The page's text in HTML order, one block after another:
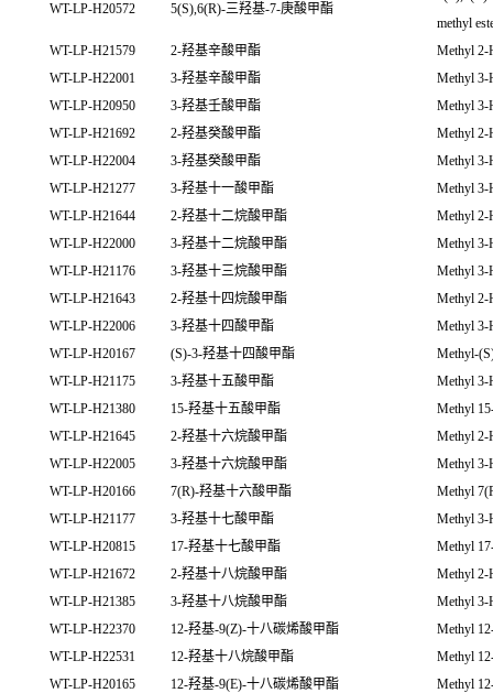
WT-LP-H20572 5(S),6(R)-三羟基-7-庚酸甲酯
methyl
WT-LP-H21579
2-羟基辛酸甲酯
Methyl 2-
WT-LP-H22001
3-羟基辛酸甲酯
Methyl 3-
WT-LP-H20950
3-羟基壬酸甲酯
Methyl 3-
WT-LP-H21692
2-羟基癸酸甲酯
Methyl 2-
WT-LP-H22004
3-羟基癸酸甲酯
Methyl 3-
WT-LP-H21277
3-羟基十一酸甲酯
Methyl 3-
WT-LP-H21644
2-羟基十二烷酸甲酯
Methyl 2-
WT-LP-H22000
3-羟基十二烷酸甲酯
Methyl 3-
WT-LP-H21176
3-羟基十三烷酸甲酯
Methyl 3-
WT-LP-H21643
2-羟基十四烷酸甲酯
Methyl 2-
WT-LP-H22006
3-羟基十四酸甲酯
Methyl 3-
WT-LP-H20167
(S)-3-羟基十四酸甲酯
Methyl-
WT-LP-H21175
3-羟基十五酸甲酯
Methyl 3-
WT-LP-H21380
15-羟基十五酸甲酯
Methyl
WT-LP-H21645
2-羟基十六烷酸甲酯
Methyl 2-
WT-LP-H22005
3-羟基十六烷酸甲酯
Methyl 3-
WT-LP-H20166
7(R)-羟基十六酸甲酯
Methyl
WT-LP-H21177
3-羟基十七酸甲酯
Methyl 3-
WT-LP-H20815
17-羟基十七酸甲酯
Methyl
WT-LP-H21672
2-羟基十八烷酸甲酯
Methyl 2-
WT-LP-H21385
3-羟基十八烷酸甲酯
Methyl 3-
WT-LP-H22370
12-羟基-9(Z)-十八碳烯酸甲酯
Methyl
WT-LP-H22531
12-羟基十八烷酸甲酯
Methyl
WT-LP-H20165
12-羟基-9(E)-十八碳烯酸甲酯
Methyl